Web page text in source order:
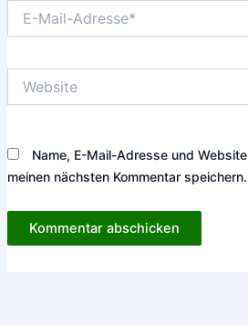
Mail-
Name, E-Mail-Adresse und
meinen nächsten Kommentar speichern.